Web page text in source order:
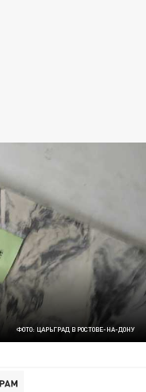
ФОТО: ЦАРЬГРАД В РОСТОВЕ-НА-ДОНУ